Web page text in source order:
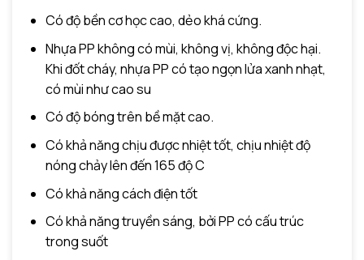
Có độ bền cơ học cao, dẻo khá cứng.
Nhựa PP không có mùi, không vị, không độc hại.
Khi đốt cháy, nhựa PP có tạo ngọn lửa xanh nhạt,
có mùi như cao su
Có độ bóng trên bề mặt cao.
Có khả năng chịu được nhiệt tốt, chịu nhiệt độ
nóng chảy lên đến 165 độ C
Có khả năng cách điện tốt
Có khả năng truyền sáng, bởi PP có cấu trúc
trong suốt